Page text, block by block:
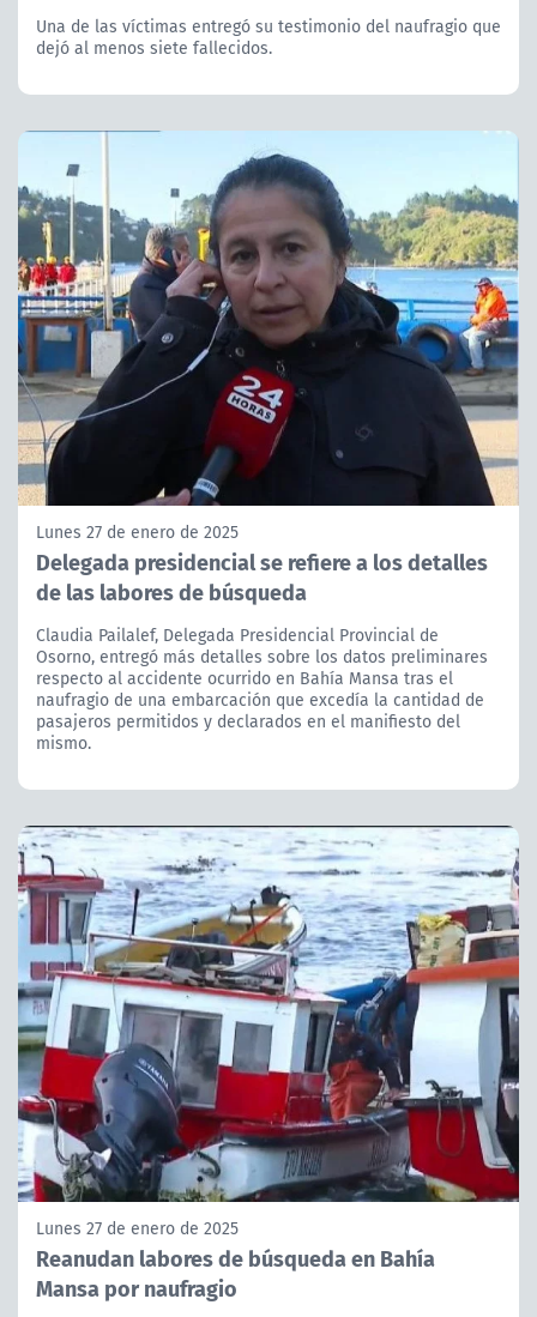
Una de las víctimas entregó su testimonio del naufragio que
dejó al menos siete fallecidos.
Lunes 27 de enero de 2025
Delegada presidencial se refiere a los detalles
de las labores de búsqueda
Claudia Pailalef, Delegada Presidencial Provincial de
Osorno, entregó más detalles sobre los datos preliminares
respecto al accidente ocurrido en Bahía Mansa tras el
naufragio de una embarcación que excedía la cantidad de
pasajeros permitidos y declarados en el manifiesto del
mismo.
Lunes 27 de enero de 2025
Reanudan labores de búsqueda en Bahía
Mansa por naufragio